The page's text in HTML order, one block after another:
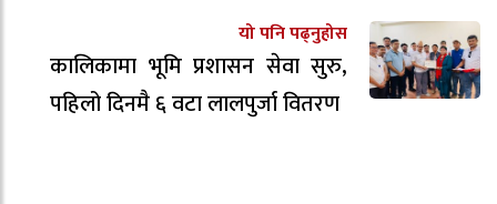
यो पनि पढ्नुहोस
कालिकामा भूमि प्रशासन सेवा सुरु,
पहिलो दिनमै ६ वटा लालपुर्जा वितरण